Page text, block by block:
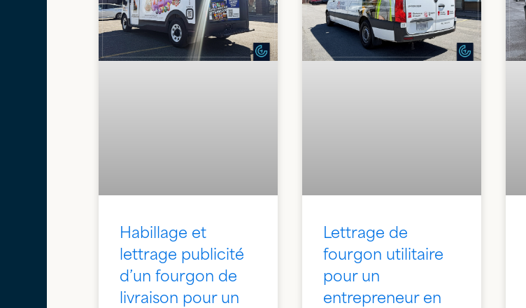
Habillage et
lettrage publicité
d’un fourgon de
livraison pour un
Lettrage de
fourgon utilitaire
pour un
entrepreneur en